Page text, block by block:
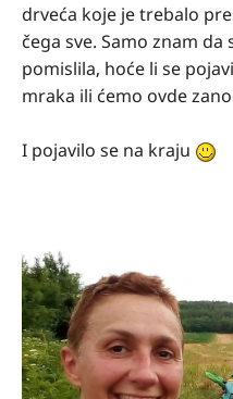
drveća koje je trebalo
čega sve. Samo znam
pomislila, hoće li se
mraka ili ćemo ovde
I pojavilo se na kraju